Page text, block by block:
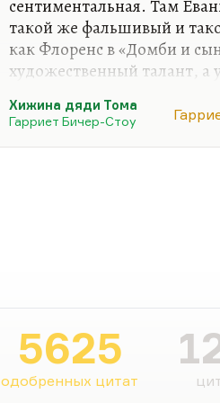
сентиментальная. Там
такой же фальшивый и
как Флоренс в «Домби и
художественный талант, а
любая книга Владимира
над ней плакал, сжимая
Хижина дяди Тома
Гарриет Бичер-Стоу
5625
одобренных цитат